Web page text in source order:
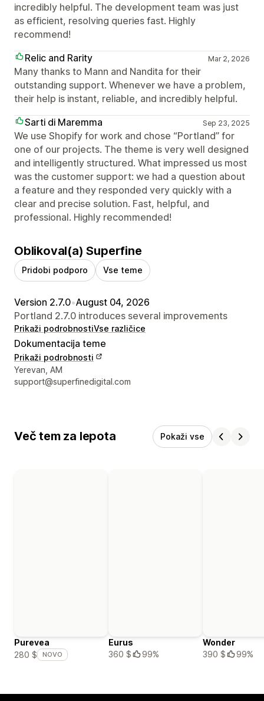
incredibly helpful. The development team was just
as efficient, resolving queries fast. Highly
recommend!
Relic and Rarity
Mar 2, 2026
Many thanks to Mann and Nandita for their
outstanding support. Whenever we have a problem,
their help is instant, reliable, and incredibly helpful.
Sarti di Maremma
Sep 23, 2025
We use Shopify for work and chose “Portland” for
one of our projects. The theme is very well designed
and intelligently structured. What impressed us most
was the customer support: we had a question about
a feature and they responded very quickly with a
clear and precise solution. Fast, helpful, and
professional. Highly recommended!
Oblikoval(a) Superfine
Pridobi podporo Vse teme
Version 2.7.0•August 04, 2026
Portland 2.7.0 introduces several improvements
Prikaži podrobnostiVse različice
Dokumentacija teme
Prikaži podrobnosti
Podatki za stik z oblikovalcem
Yerevan, AM
support@superfinedigital.com
Več tem za lepota Pokaži vse
Purevea
280 $
NOVO
Eurus
360 $
99%
Wonder
390 $
99%